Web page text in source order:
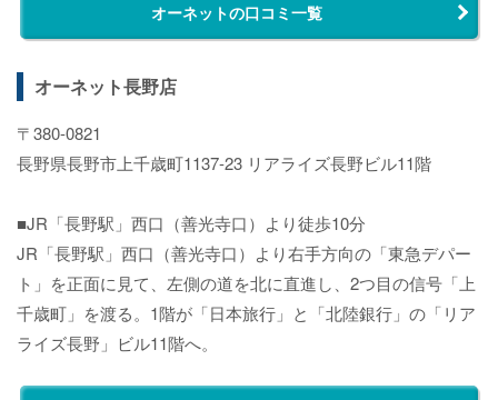
オーネットの口コミ一覧
オーネット長野店
〒380-0821
長野県長野市上千歳町1137-23 リアライズ長野ビル11階
■JR「長野駅」西口（善光寺口）より徒歩10分
JR「長野駅」西口（善光寺口）より右手方向の「東急デパー
ト」を正面に見て、左側の道を北に直進し、2つ目の信号「上
千歳町」を渡る。1階が「日本旅行」と「北陸銀行」の「リア
ライズ長野」ビル11階へ。